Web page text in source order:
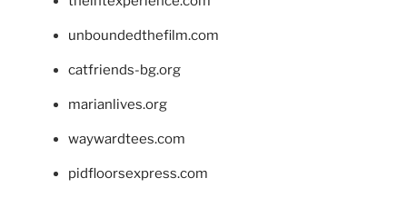
unboundedthefilm.com
catfriends-bg.org
marianlives.org
waywardtees.com
pidfloorsexpress.com